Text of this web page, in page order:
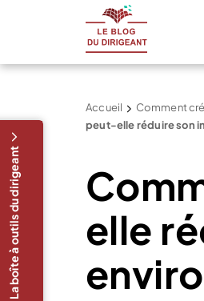
Accueil Comment
peut-elle réduire son
elle
La boîte à outils du dirigeant